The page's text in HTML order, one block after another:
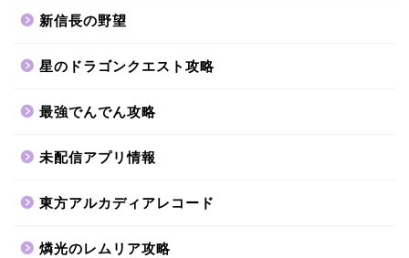
新信長の野望
星のドラゴンクエスト攻略
最強でんでん攻略
未配信アプリ情報
東方アルカディアレコード
燐光のレムリア攻略